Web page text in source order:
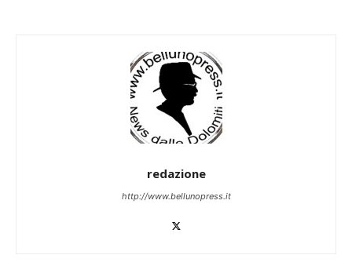
redazione
http://www.bellunopress.it